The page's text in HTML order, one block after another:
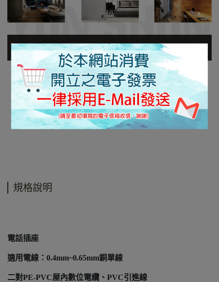
規格說明
電話插座
適用電線：0.4mm~0.65mm銅單線
二對PE-PVC屋內數位電纜、PVC引進線